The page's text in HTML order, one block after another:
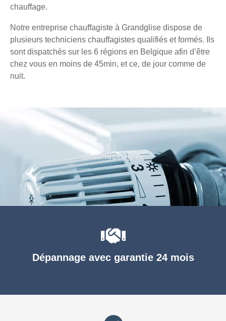
chauffage.
Notre entreprise chauffagiste à Grandglise dispose de
plusieurs techniciens chauffagistes qualifiés et formés. Ils
sont dispatchés sur les 6 régions en Belgique afin d’être
chez vous en moins de 45min, et ce, de jour comme de
nuit.
Dépannage avec garantie 24 mois
Chauffage agréé